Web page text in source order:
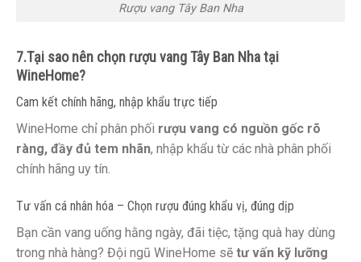
Rượu vang Tây Ban Nha
7.Tại sao nên chọn rượu vang Tây Ban Nha tại
WineHome?
Cam kết chính hãng, nhập khẩu trực tiếp
WineHome chỉ phân phối rượu vang có nguồn gốc rõ
ràng, đầy đủ tem nhãn, nhập khẩu từ các nhà phân phối
chính hãng uy tín.
Tư vấn cá nhân hóa – Chọn rượu đúng khẩu vị, đúng dịp
Bạn cần vang uống hằng ngày, đãi tiệc, tặng quà hay dùng
trong nhà hàng? Đội ngũ WineHome sẽ tư vấn kỹ lưỡng